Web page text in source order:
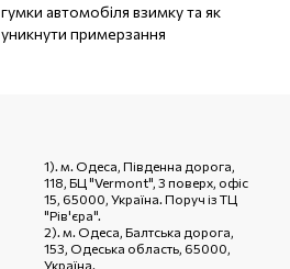
гумки автомобіля взимку та як
уникнути примерзання
1). м. Одеса, Південна дорога,
118, БЦ "Vermont", 3 поверх, офіс
15, 65000, Україна. Поруч із ТЦ
"Рів'єра".
2). м. Одеса, Балтська дорога,
153, Одеська область, 65000,
Україна.